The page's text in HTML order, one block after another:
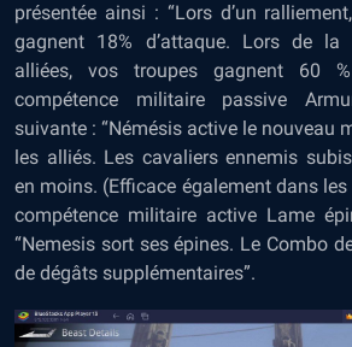
présentée ainsi : “Lors d’un
gagnent 18% d’attaque. Lors de la
alliées, vos troupes gagnent 60
compétence militaire passive
suivante : “Némésis active le nouveau
les alliés. Les cavaliers ennemis
en moins. (Efficace également dans les
compétence militaire active Lame
“Nemesis sort ses épines. Le Combo
de dégâts supplémentaires”.